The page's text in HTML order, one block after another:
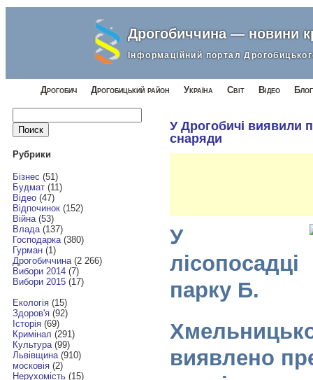
Дрогобиччина — новини
Інформаційний портал
Дрогобич Дрогобицький район Україна Світ Відео
Найти:
Рубрики
Бізнес (51)
Будмат(11)
Відео(47)
Відпочинок(152)
Війна(53)
Влада(137)
Господарка(380)
Гурман(1)
Дрогобиччина(2 266)
Вибори 2014(7)
Вибори 2015(17)
Екологія(15)
Здоров'я(92)
Історія(69)
Кримінал (291)
Культура(99)
Львівщина(910)
московія(2)
Нерухомість(15)
У Дрогобичі виявили
снаряди
У
лісопосадці
парку Б.
виявлено